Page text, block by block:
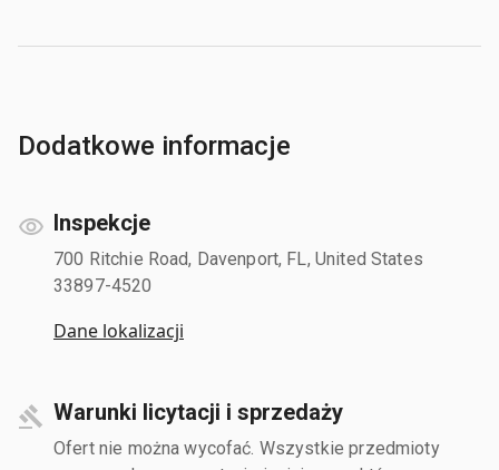
Dodatkowe informacje
Inspekcje
700 Ritchie Road, Davenport, FL, United States
33897-4520
Dane lokalizacji
Warunki licytacji i sprzedaży
Ofert nie można wycofać. Wszystkie przedmioty